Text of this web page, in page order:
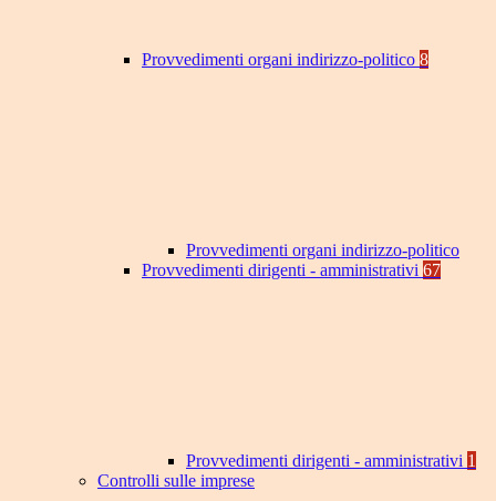
Provvedimenti organi indirizzo-politico 8
Provvedimenti organi indirizzo-politico
Provvedimenti dirigenti - amministrativi 67
Provvedimenti dirigenti - amministrativi 1
Controlli sulle imprese